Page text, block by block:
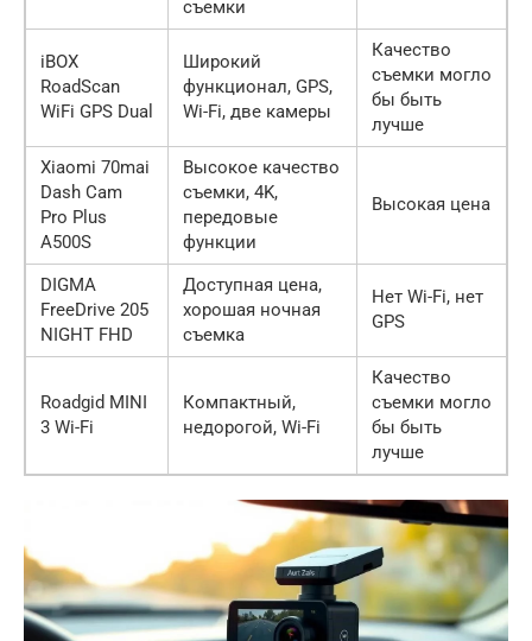
съемки
iBOX
RoadScan
WiFi GPS Dual
Широкий
функционал, GPS,
Wi-Fi, две камеры
Качество
съемки могло
бы быть
лучше
Xiaomi 70mai
Dash Cam
Pro Plus
A500S
Высокое качество
съемки, 4K,
передовые
функции
Высокая цена
DIGMA
FreeDrive 205
NIGHT FHD
Доступная цена,
хорошая ночная
съемка
Нет Wi-Fi, нет
GPS
Roadgid MINI
3 Wi-Fi
Компактный,
недорогой, Wi-Fi
Качество
съемки могло
бы быть
лучше